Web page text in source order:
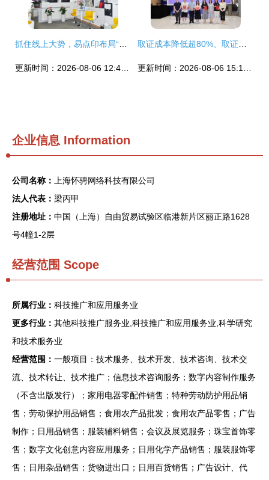
企业信息 Information
公司名称：
上海怀骋网络科技有限公司
法人代表： 梁丙甲
注册地址： 中国（上海）自由贸易试验区临港新片区丽正路1628
号4幢1-2层
经营范围 Scope
所属行业： 科技推广和应用服务业
更多行业： 其他科技推广服务业,科技推广和应用服务业,科学研究
和技术服务业
经营范围： 一般项目：技术服务、技术开发、技术咨询、技术交
流、技术转让、技术推广；信息技术咨询服务；数字内容制作服务
（不含出版发行）；家用电器零配件销售；特种劳动防护用品销
售；劳动保护用品销售；食用农产品批发；食用农产品零售；广告
制作；日用品销售；服装辅料销售；会议及展览服务；珠宝首饰零
售；数字文化创意内容应用服务；日用化学产品销售；服装服饰零
售；日用杂品销售；货物进出口；日用百货销售；广告设计、代